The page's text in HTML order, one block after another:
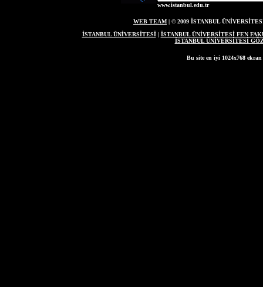
www.istanbul.edu.tr
WEB TEAM | © 2009 İSTANBUL
İSTANBUL ÜNİVERSİTESİ| İSTANBUL ÜNİVERSİTESİ FEN
İSTANBUL ÜNİVERSİTESİ
Bu site en iyi 1024x768